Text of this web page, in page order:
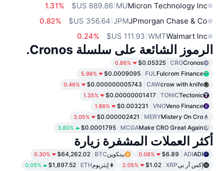
Micron Technology Inc
MU
‏889.86 US$
1.31%
JPmorgan Chase & Co
JPM
0.82%
Walmart Inc
WMT
0.24%
الرموز الشائعة على سلسلة Cronos.
Cronos
CRO
$0.05325
0.86%
Fulcrom Finance
FUL
$0.0009095
5.98%
crow with knife
CAW
$0.000000005743
0.46%
Tectonic
TONIC
$0.00000001417
1.35%
Veno Finance
VNO
$0.003231
1.86%
Mistery On Cro
MERY
$0.000002421
3.05%
Make CRO Great Again
MCGA
$0.0001795
3.80%
أكثر العملات المشفرة زيارة
ADI
ADI
$6.89
0.08% بيتكوينBTC
$64,262.02
0.30%
إكس أر بيXRP
$1.02
2.05% إيثريومETH
$1,897.52
0.05%